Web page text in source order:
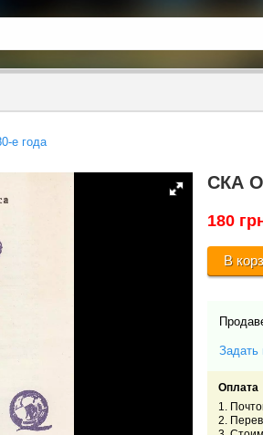
е года
СКА
180
В
Задать
Оплата
1.
2.